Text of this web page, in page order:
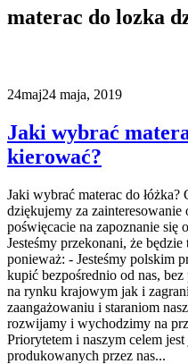
materac do lozka
24maj24 maja, 2019
Jaki wybrać
kierować?
Jaki wybrać materac do
dziękujemy za zainteresowanie
poświęcacie na zapoznanie
Jesteśmy przekonani, że
ponieważ: - Jesteśmy polskim
kupić bezpośrednio od nas,
na rynku krajowym jak i
zaangażowaniu i staraniom
rozwijamy i wychodzimy na
Priorytetem i naszym celem
produkowanych przez nas...